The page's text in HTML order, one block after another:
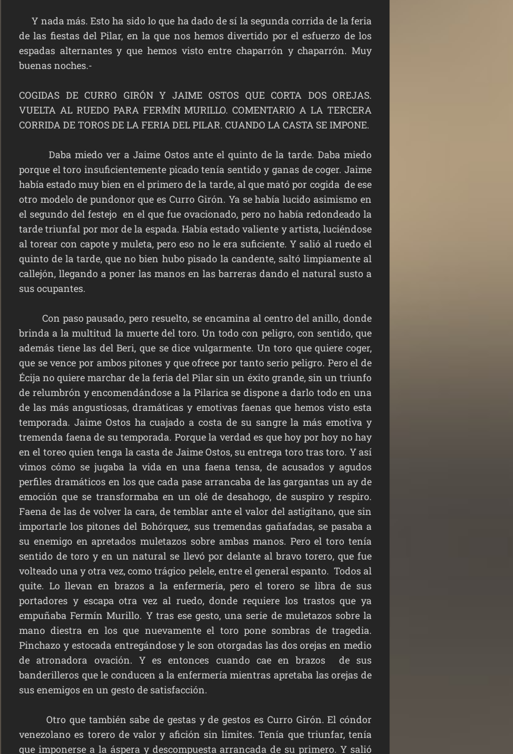
Y nada más. Esto ha sido lo que ha dado de sí la segunda corrida de la feria
de las fiestas del Pilar, en la que nos hemos divertido por el esfuerzo de los
espadas alternantes y que hemos visto entre chaparrón y chaparrón. Muy
buenas noches.-
COGIDAS DE CURRO GIRÓN Y JAIME OSTOS QUE CORTA DOS OREJAS.
VUELTA AL RUEDO PARA FERMÍN MURILLO. COMENTARIO A LA TERCERA
CORRIDA DE TOROS DE LA FERIA DEL PILAR. CUANDO LA CASTA SE IMPONE.
Daba miedo ver a Jaime Ostos ante el quinto de la tarde. Daba miedo
porque el toro insuficientemente picado tenía sentido y ganas de coger. Jaime
había estado muy bien en el primero de la tarde, al que mató por cogida de ese
otro modelo de pundonor que es Curro Girón. Ya se había lucido asimismo en
el segundo del festejo en el que fue ovacionado, pero no había redondeado la
tarde triunfal por mor de la espada. Había estado valiente y artista, luciéndose
al torear con capote y muleta, pero eso no le era suficiente. Y salió al ruedo el
quinto de la tarde, que no bien hubo pisado la candente, saltó limpiamente al
callejón, llegando a poner las manos en las barreras dando el natural susto a
sus ocupantes.
Con paso pausado, pero resuelto, se encamina al centro del anillo, donde
brinda a la multitud la muerte del toro. Un todo con peligro, con sentido, que
además tiene las del Beri, que se dice vulgarmente. Un toro que quiere coger,
que se vence por ambos pitones y que ofrece por tanto serio peligro. Pero el de
Écija no quiere marchar de la feria del Pilar sin un éxito grande, sin un triunfo
de relumbrón y encomendándose a la Pilarica se dispone a darlo todo en una
de las más angustiosas, dramáticas y emotivas faenas que hemos visto esta
temporada. Jaime Ostos ha cuajado a costa de su sangre la más emotiva y
tremenda faena de su temporada. Porque la verdad es que hoy por hoy no hay
en el toreo quien tenga la casta de Jaime Ostos, su entrega toro tras toro. Y así
vimos cómo se jugaba la vida en una faena tensa, de acusados y agudos
perfiles dramáticos en los que cada pase arrancaba de las gargantas un ay de
emoción que se transformaba en un olé de desahogo, de suspiro y respiro.
Faena de las de volver la cara, de temblar ante el valor del astigitano, que sin
importarle los pitones del Bohórquez, sus tremendas gañafadas, se pasaba a
su enemigo en apretados muletazos sobre ambas manos. Pero el toro tenía
sentido de toro y en un natural se llevó por delante al bravo torero, que fue
volteado una y otra vez, como trágico pelele, entre el general espanto. Todos al
quite. Lo llevan en brazos a la enfermería, pero el torero se libra de sus
portadores y escapa otra vez al ruedo, donde requiere los trastos que ya
empuñaba Fermín Murillo. Y tras ese gesto, una serie de muletazos sobre la
mano diestra en los que nuevamente el toro pone sombras de tragedia.
Pinchazo y estocada entregándose y le son otorgadas las dos orejas en medio
de atronadora ovación. Y es entonces cuando cae en brazos de sus
banderilleros que le conducen a la enfermería mientras apretaba las orejas de
sus enemigos en un gesto de satisfacción.
Otro que también sabe de gestas y de gestos es Curro Girón. El cóndor
venezolano es torero de valor y afición sin límites. Tenía que triunfar, tenía
que imponerse a la áspera y descompuesta arrancada de su primero. Y salió